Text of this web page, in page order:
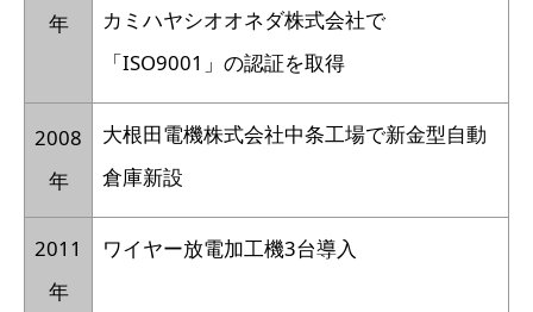
年
カミハヤシオオネダ株式会社で
「ISO9001」の認証を取得
2008
年
大根田電機株式会社中条工場で新金型自動
倉庫新設
2011
年
ワイヤー放電加工機3台導入